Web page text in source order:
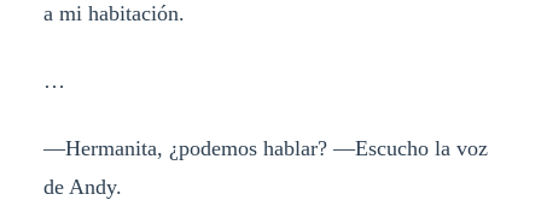
a mi habitación.
…
—Hermanita, ¿podemos hablar? —Escucho la voz
de Andy.